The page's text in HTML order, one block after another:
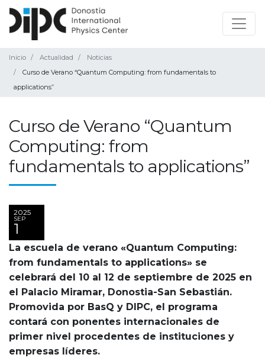
Inicio Actualidad
Noticias
Curso de Verano “Quantum Computing: from fundamentals to
applications”
Curso de Verano “Quantum
Computing: from
fundamentals to applications”
2025
SEP
1
La escuela de verano «Quantum Computing:
from fundamentals to applications» se
celebrará del 10 al 12 de septiembre de 2025 en
el Palacio Miramar, Donostia-San Sebastián.
Promovida por BasQ y DIPC, el programa
contará con ponentes internacionales de
primer nivel procedentes de instituciones y
empresas líderes.